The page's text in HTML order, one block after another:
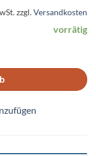
zzgl.Versandkosten
vorrätig